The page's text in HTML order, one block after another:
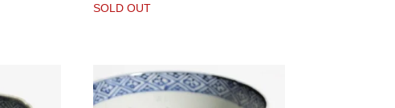
SOLD OUT